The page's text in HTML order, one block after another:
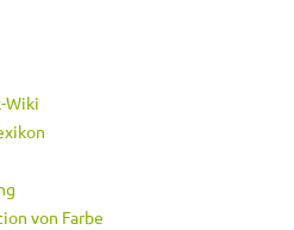
Wiki
von Farbe